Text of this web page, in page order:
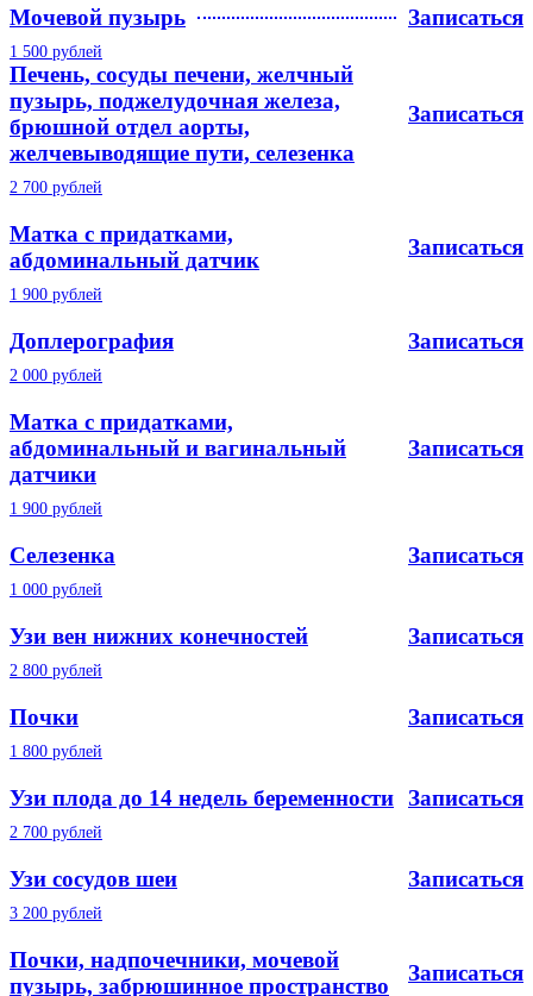
Мочевой пузырь Записаться
1 500 рублей
Печень, сосуды печени, желчный
пузырь, поджелудочная железа,
брюшной отдел аорты,
желчевыводящие пути, селезенка
Записаться
2 700 рублей
Матка с придатками,
абдоминальный датчик
Записаться
1 900 рублей
Доплерография Записаться
2 000 рублей
Матка с придатками,
абдоминальный и вагинальный
датчики
Записаться
1 900 рублей
Селезенка Записаться
1 000 рублей
Узи вен нижних конечностей Записаться
2 800 рублей
Почки Записаться
1 800 рублей
Узи плода до 14 недель беременности Записаться
2 700 рублей
Узи сосудов шеи Записаться
3 200 рублей
Почки, надпочечники, мочевой
пузырь, забрюшинное пространство
Записаться